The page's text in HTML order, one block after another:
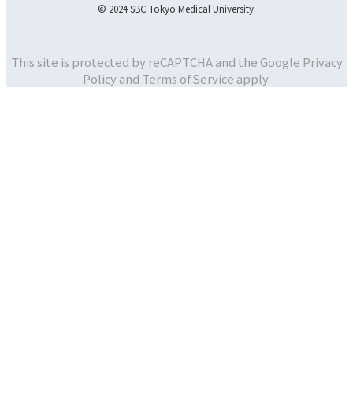
© 2024 SBC Tokyo Medical University.
This site is protected by reCAPTCHA and the Google Privacy
Policy and Terms of Service apply.